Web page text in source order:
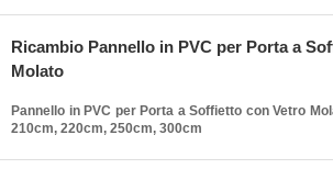
Ricambio Pannello in PVC per Porta a
Molato
Pannello in PVC per Porta a Soffietto con Vetro
210cm, 220cm, 250cm, 300cm